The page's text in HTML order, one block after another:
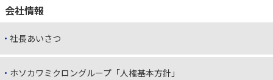
会社情報
社長あいさつ
ホソカワミクロングループ「人権基本方針」